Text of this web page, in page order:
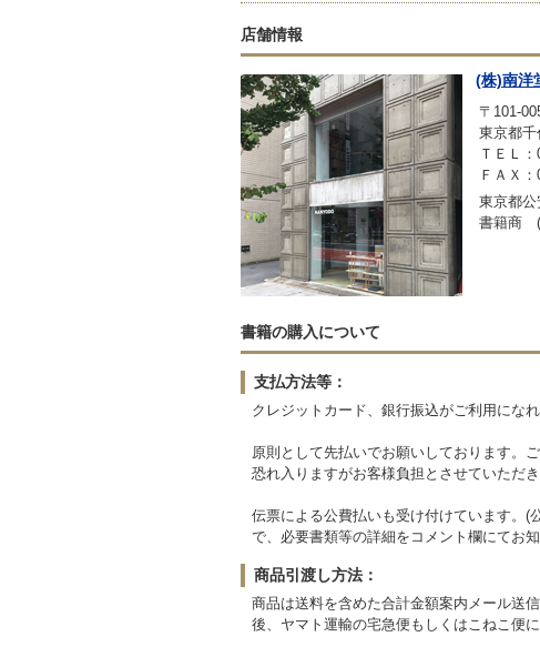
店舗情報
(株)南洋
〒101-
東京都千
ＴＥＬ
ＦＡＸ
東京都公
書籍商 (
書籍の購入について
支払方法等：
クレジットカード、銀行振込がご利用になれ
原則として先払いでお願いしております。
恐れ入りますがお客様負担とさせていただき
伝票による公費払いも受け付けています。(
で、必要書類等の詳細をコメント欄にてお知
商品引渡し方法：
商品は送料を含めた合計金額案内メール送
後、ヤマト運輸の宅急便もしくはこねこ便